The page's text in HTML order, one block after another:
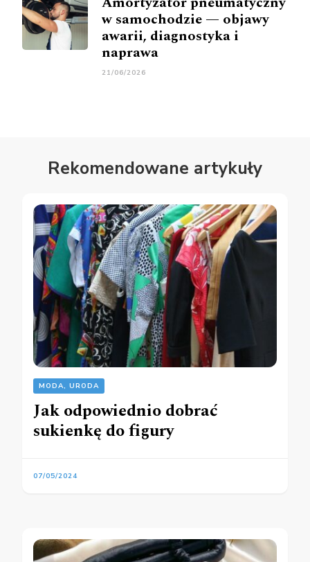
w samochodzie — objawy
awarii, diagnostyka i
naprawa
21/06/2026
Rekomendowane artykuły
MODA, URODA
Jak odpowiednio dobrać
sukienkę do figury
07/05/2024